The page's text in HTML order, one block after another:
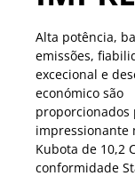
Alta potência,
emissões,
excecional e
económico são
proporcionados
impressionante
Kubota de 10,2
conformidade